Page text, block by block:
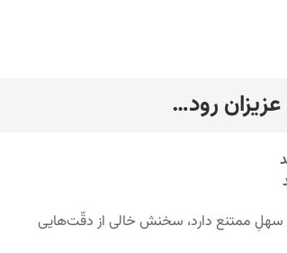
رود…
سهلِ ممتنع دارد، سخنش خالی از دقّت‌هایی